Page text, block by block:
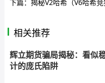
下篇： 揭秘V2哈希（V6哈希竞猜）｜“游戏打金”是鱼钩，
相关推荐
辉立期货骗局揭秘：看似
计的庞氏陷阱